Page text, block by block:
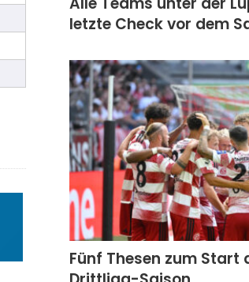
letzte Check vor dem
Fünf Thesen zum Start